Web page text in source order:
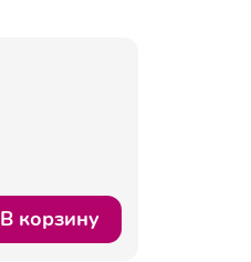
В корзину